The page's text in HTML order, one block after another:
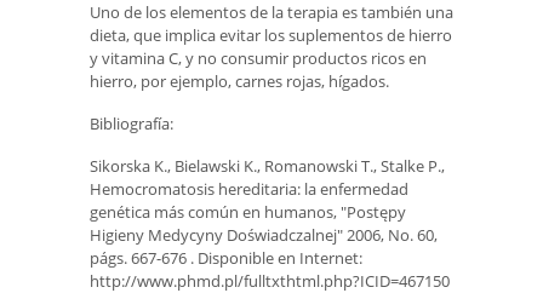
Uno de los elementos de la terapia es también una
dieta, que implica evitar los suplementos de hierro
y vitamina C, y no consumir productos ricos en
hierro, por ejemplo, carnes rojas, hígados.
Bibliografía:
Sikorska K., Bielawski K., Romanowski T., Stalke P.,
Hemocromatosis hereditaria: la enfermedad
genética más común en humanos, "Postępy
Higieny Medycyny Doświadczalnej" 2006, No. 60,
págs. 667-676 . Disponible en Internet:
http://www.phmd.pl/fulltxthtml.php?ICID=467150